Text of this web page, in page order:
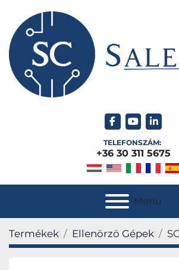
facebook
youtube
TELEFONSZÁM:
+36 30 311 5675
Menu
Termékek Ellenörzö Gépek